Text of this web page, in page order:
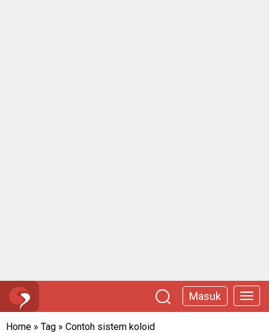
Masuk
Home » Tag » Contoh sistem koloid